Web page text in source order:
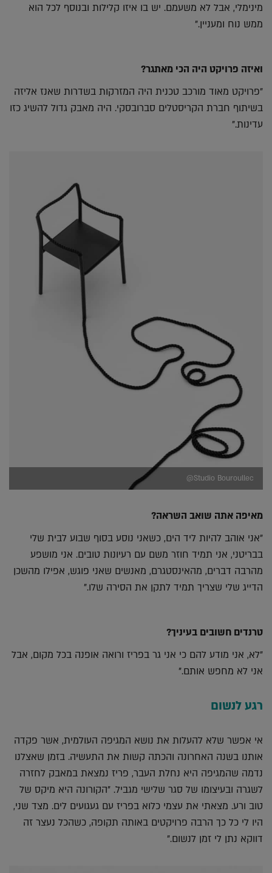
מינימלי, אבל לא משעמם. יש בו איזו קלילות ובנוסף לכל הוא
ממש נוח ומעניין."
ואיזה פרויקט היה הכי מאתגר?
"פרויקט מאוד מורכב טכנית היה המזרקות בשדרות שאנז אליזה
בשיתוף חברת הקריסטלים סברובסקי. היה מאבק גדול להשיג כזו
עדינות."
Studio Bouroullec@
מאיפה אתה שואב השראה?
"אני אוהב להיות ליד הים, כשאני נוסע בסוף שבוע לבית שלי
בבריטני, אני תמיד חוזר משם עם רעיונות טובים. אני מושפע
מהרבה דברים, מהאינסטגרם, מאנשים שאני פוגש, אפילו מהשכן
הדייג שלי שצריך תמיד לתקן את הסירה שלו."
טרנדים חשובים בעיניך?
"לא, אני מודע להם כי אני גר בפריז ורואה אופנה בכל מקום, אבל
אני לא מחפש אותם."
רגע לנשום
אי אפשר שלא להעלות את נושא המגיפה העולמית, אשר פקדה
אותנו בשנה האחרונה והכתה קשות את התעשיה. בזמן שאצלנו
נדמה שהמגיפה היא נחלת העבר, פריז נמצאת במאבק לחזרה
לשגרה ובעיצומו של סגר שלישי מגביל. "הקורונה היא מיקס של
טוב ורע. מצאתי את עצמי כלוא בפריז עם געגועים לים. מצד שני,
היו לי כל כך הרבה פרויקטים באותה תקופה, כשהכל נעצר זה
דווקא נתן לי זמן לנשום."